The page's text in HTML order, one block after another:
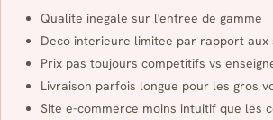
Qualite inegale sur l'entree de gamme
Deco interieure limitee par rapport aux
Prix pas toujours competitifs vs
Livraison parfois longue pour les gros
Site e-commerce moins intuitif que les